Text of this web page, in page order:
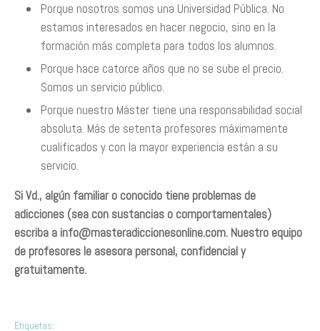
Porque nosotros somos una Universidad Pública. No
estamos interesados en hacer negocio, sino en la
formación más completa para todos los alumnos.
Porque hace catorce años que no se sube el precio.
Somos un servicio público.
Porque nuestro Máster tiene una responsabilidad social
absoluta. Más de setenta profesores máximamente
cualificados y con la mayor experiencia están a su
servicio.
Si Vd., algún familiar o conocido tiene problemas de
adicciones (sea con sustancias o comportamentales)
escriba a info@masteradiccionesonline.com. Nuestro equipo
de profesores le asesora personal, confidencial y
gratuitamente.
Etiquetas: